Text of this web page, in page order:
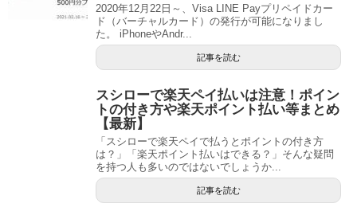
2020年12月22日～、Visa LINE Payプリペイドカー
ド（バーチャルカード）の発行が可能になりまし
た。 iPhoneやAndr...
記事を読む
スシローで楽天ペイ払いは注意！ポイン
トの付き方や楽天ポイント払い等まとめ
【最新】
「スシローで楽天ペイで払うとポイントの付き方
は？」「楽天ポイント払いはできる？」そんな疑問
を持つ人も多いのではないでしょうか...
記事を読む